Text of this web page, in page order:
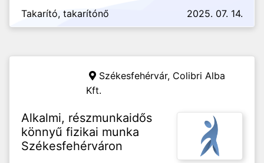
Takarító, takarítónő 2025. 07. 14.
Székesfehérvár, Colibri Alba
Kft.
Alkalmi, részmunkaidős
könnyű fizikai munka
Székesfehérváron